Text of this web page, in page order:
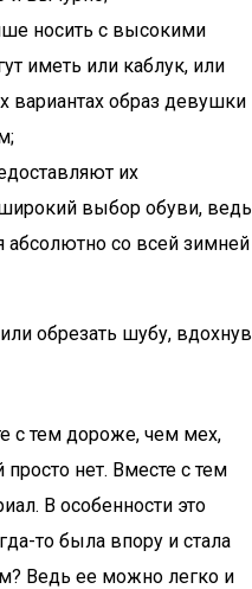
носить с высокими
иметь или каблук, или
вариантах образ девушки
их
выбор обуви, ведь
абсолютно со всей зимней
обрезать шубу, вдохнув
с тем дороже, чем мех,
нет. Вместе с тем
В особенности это
то была впору и стала
Ведь ее можно легко и